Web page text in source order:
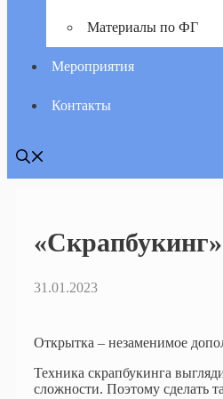
Материалы по ФГ
Мероприятия
Контакты
«Скрапбукинг»
31.01.2023
Открытка – незаменимое
Техника скрапбукинга
сложности. Поэтому сделать